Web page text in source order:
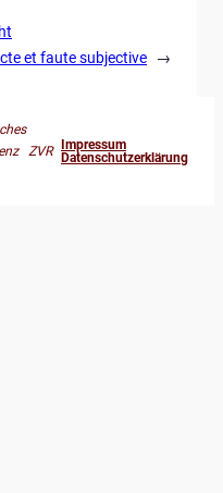
et faute subjective
→
ZVR
Impressum
Datenschutzerklärung